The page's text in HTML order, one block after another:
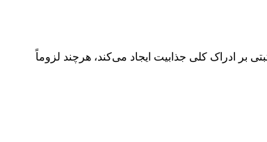
بر ادراک کلی جذابیت ایجاد می‌کند، هرچند لزوماً